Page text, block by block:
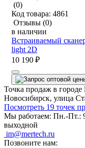
(0)
Код товара: 4861
Отзывы (0)
в наличии
Встраиваемый
light 2D
10 190 ₽
Точка продаж в
Новосибирск, улица
Посмотреть 19 точек
Мы работаем: Пн.-Пт.:
выходной
im@mertech.ru
Позвоните нам: